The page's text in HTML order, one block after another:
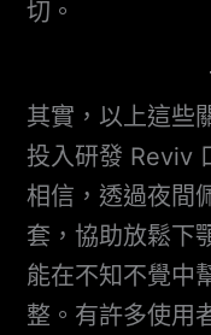
切。
其實，以上這些
投入研發 Reviv
相信，透過夜間
套，協助放鬆下
能在不知不覺中
整。有許多使用